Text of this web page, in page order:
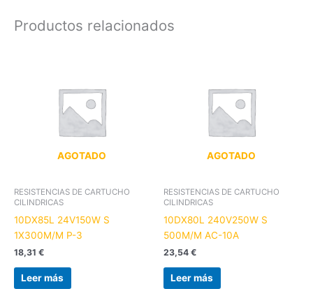
Productos relacionados
AGOTADO
RESISTENCIAS DE CARTUCHO
CILINDRICAS
10DX85L 24V150W S
1X300M/M P-3
18,31 €
Leer más
AGOTADO
RESISTENCIAS DE CARTUCHO
CILINDRICAS
10DX80L 240V250W S
500M/M AC-10A
23,54 €
Leer más